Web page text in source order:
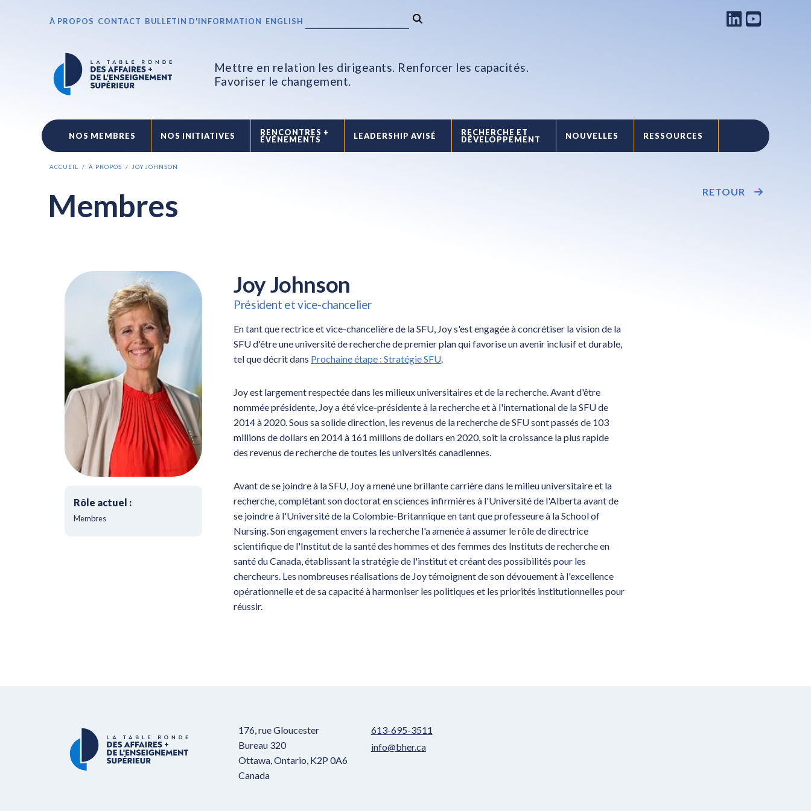
À PROPOS CONTACT BULLETIN D'INFORMATION ENGLISH
Mettre en relation les dirigeants. Renforcer les capacités.
Favoriser le changement.
NOS MEMBRES NOS INITIATIVES RENCONTRES +
ÉVÉNEMENTS LEADERSHIP AVISÉ RECHERCHE ET
DÉVELOPPEMENT NOUVELLES RESSOURCES
ACCUEIL À PROPOS JOY JOHNSON
Membres RETOUR
Rôle actuel :
Membres
Joy Johnson
Président et vice-chancelier
En tant que rectrice et vice-chancelière de la SFU, Joy s'est engagée à concrétiser la vision de la
SFU d'être une université de recherche de premier plan qui favorise un avenir inclusif et durable,
tel que décrit dans Prochaine étape : Stratégie SFU
Joy est largement respectée dans les milieux universitaires et de la recherche. Avant d'être
nommée présidente, Joy a été vice-présidente à la recherche et à l'international de la SFU de
2014 à 2020. Sous sa solide direction, les revenus de la recherche de SFU sont passés de 103
millions de dollars en 2014 à 161 millions de dollars en 2020, soit la croissance la plus rapide
des revenus de recherche de toutes les universités canadiennes.
Avant de se joindre à la SFU, Joy a mené une brillante carrière dans le milieu universitaire et la
recherche, complétant son doctorat en sciences infirmières à l'Université de l'Alberta avant de
se joindre à l'Université de la Colombie-Britannique en tant que professeure à la School of
Nursing. Son engagement envers la recherche l'a amenée à assumer le rôle de directrice
scientifique de l'Institut de la santé des hommes et des femmes des Instituts de recherche en
santé du Canada, établissant la stratégie de l'institut et créant des possibilités pour les
chercheurs. Les nombreuses réalisations de Joy témoignent de son dévouement à l'excellence
opérationnelle et de sa capacité à harmoniser les politiques et les priorités institutionnelles pour
réussir.
176, rue Gloucester
Bureau 320
Ottawa, Ontario, K2P 0A6
Canada
613-695-3511
info@bher.ca